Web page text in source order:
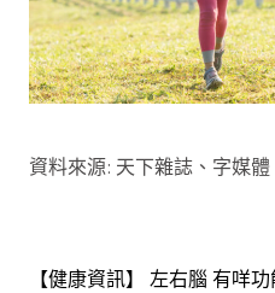
資料來源: 天下雜誌、字媒體
【健康資訊】 左右腦 有咩